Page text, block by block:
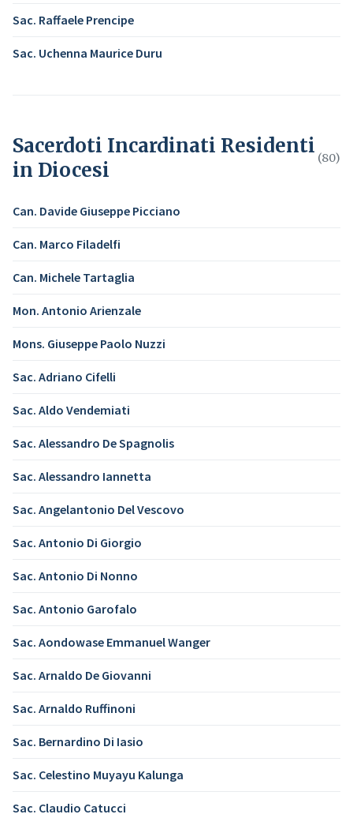
Sac. Raffaele Prencipe
Sac. Uchenna Maurice Duru
Sacerdoti Incardinati Residenti
in Diocesi
(80)
Can. Davide Giuseppe Picciano
Can. Marco Filadelfi
Can. Michele Tartaglia
Mon. Antonio Arienzale
Mons. Giuseppe Paolo Nuzzi
Sac. Adriano Cifelli
Sac. Aldo Vendemiati
Sac. Alessandro De Spagnolis
Sac. Alessandro Iannetta
Sac. Angelantonio Del Vescovo
Sac. Antonio Di Giorgio
Sac. Antonio Di Nonno
Sac. Antonio Garofalo
Sac. Aondowase Emmanuel Wanger
Sac. Arnaldo De Giovanni
Sac. Arnaldo Ruffinoni
Sac. Bernardino Di Iasio
Sac. Celestino Muyayu Kalunga
Sac. Claudio Catucci